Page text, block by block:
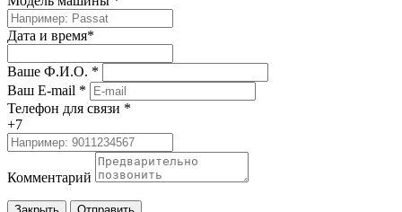
Дата и время*
Ваше Ф.И.О. *
Ваш E-mail *
Телефон для связи *
+7
Комментарий